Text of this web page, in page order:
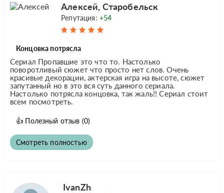
Алексей, Старобельск
Репутация: +54
Концовка потрясла
Сериал Пропавшие это что то. Настолько
поворотливый сюжет что просто нет слов. Очень
красивые декорации, актерская игра на высоте, сюжет
запутанный но в это вся суть данного сериала.
Настолько потрясла концовка, так жаль!! Сериал стоит
всем посмотреть.
👍 Полезный отзыв (0)
Смотреть полностью
IvanZh